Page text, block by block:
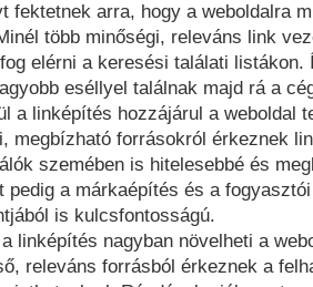
fektetnek arra, hogy a weboldalra
több minőségi, releváns link
elérni a keresési találati listákon.
eséllyel találnak majd rá a
a linképítés hozzájárul a weboldal
megbízható forrásokról érkeznek
szemében is hitelesebbé és
pedig a márkaépítés és a
is kulcsfontosságú.
linképítés nagyban növelheti a
releváns forrásból érkeznek a